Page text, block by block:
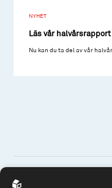
NYHET
Läs vår
Nu kan du ta del av vår